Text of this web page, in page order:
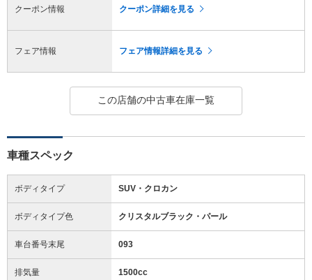
クーポン情報 クーポン詳細を見る
フェア情報 フェア情報詳細を見る
この店舗の中古車在庫一覧
車種スペック
ボディタイプ SUV・クロカン
ボディタイプ色 クリスタルブラック・パール
車台番号末尾 093
排気量 1500cc